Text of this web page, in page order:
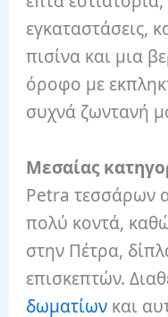
εγκαταστάσεις,
πισίνα και μια
όροφο με
συχνά ζωντανή
Μεσαίας
Petra τεσσάρων
πολύ κοντά,
στην Πέτρα,
επισκεπτών.
δωματίων και